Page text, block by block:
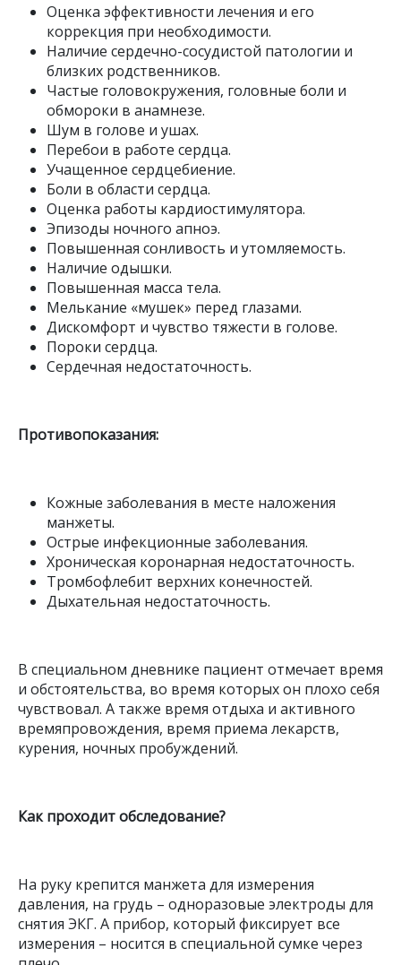
Оценка эффективности лечения и его
коррекция при необходимости.
Наличие сердечно-сосудистой патологии и
близких родственников.
Частые головокружения, головные боли и
обмороки в анамнезе.
Шум в голове и ушах.
Перебои в работе сердца.
Учащенное сердцебиение.
Боли в области сердца.
Оценка работы кардиостимулятора.
Эпизоды ночного апноэ.
Повышенная сонливость и утомляемость.
Наличие одышки.
Повышенная масса тела.
Мелькание «мушек» перед глазами.
Дискомфорт и чувство тяжести в голове.
Пороки сердца.
Сердечная недостаточность.
Противопоказания:
Кожные заболевания в месте наложения
манжеты.
Острые инфекционные заболевания.
Хроническая коронарная недостаточность.
Тромбофлебит верхних конечностей.
Дыхательная недостаточность.
В специальном дневнике пациент отмечает время
и обстоятельства, во время которых он плохо себя
чувствовал. А также время отдыха и активного
времяпровождения, время приема лекарств,
курения, ночных пробуждений.
Как проходит обследование?
На руку крепится манжета для измерения
давления, на грудь – одноразовые электроды для
снятия ЭКГ. А прибор, который фиксирует все
измерения – носится в специальной сумке через